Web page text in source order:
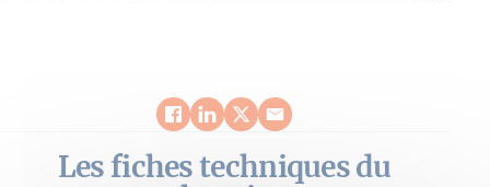
Les fiches techniques du